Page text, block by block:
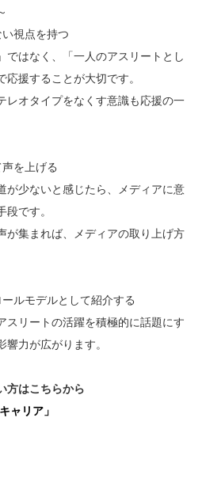
い視点を持つ
ではなく、「一人のアスリートとし
援することが大切です。
レオタイプをなくす意識も応援の一
声を上げる
が少ないと感じたら、メディアに意
段です。
が集まれば、メディアの取り上げ方
ールモデルとして紹介する
スリートの活躍を積極的に話題にす
力が広がります。
方はこちらから
ャリア」